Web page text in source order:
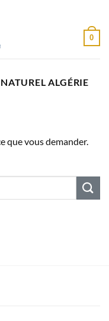
0
ALGÉRIE
que vous demander.